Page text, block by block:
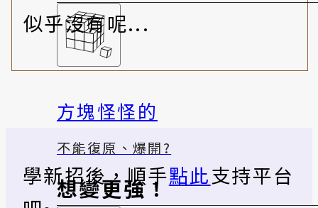
方塊怪怪的
不能復原、爆開?
想變更強！
似乎沒有呢...
學新招後，順手點此支持平台